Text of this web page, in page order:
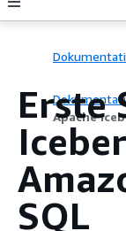
Apache
Erste
SQL